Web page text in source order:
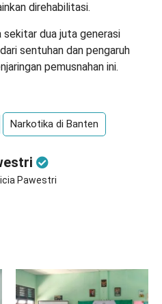
direhabilitasi.
sekitar dua juta generasi
sentuhan dan pengaruh
pemusnahan ini.
Narkotika di Banten
Pawestri